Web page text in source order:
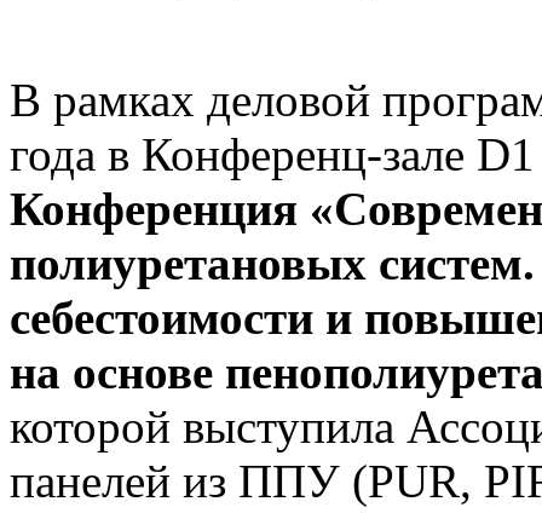
В рамках деловой
года в Конференц-зале
Конференция
полиуретановых
себестоимости и
на основе
которой выступила
панелей из ППУ (PUR,